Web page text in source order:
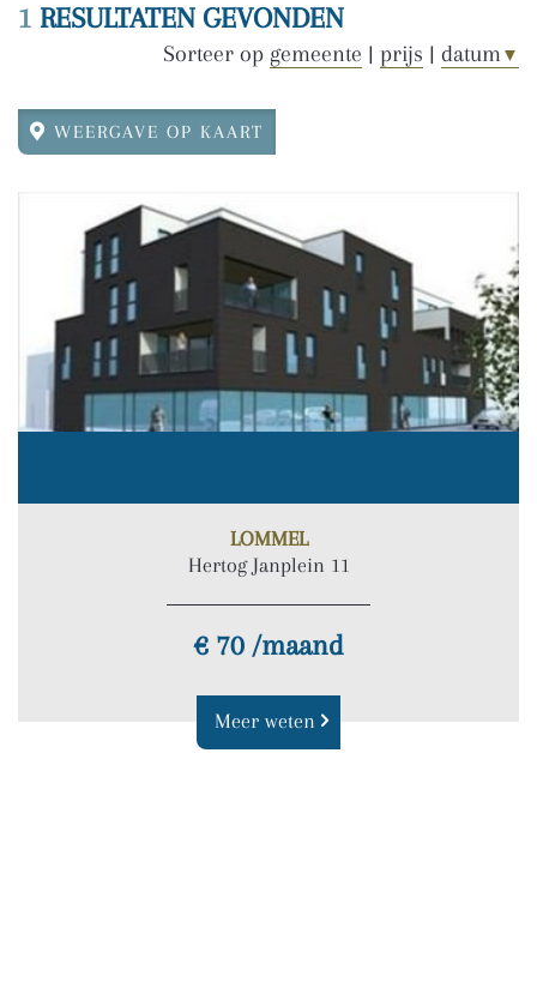
1 RESULTATEN GEVONDEN
Sorteer op gemeente | prijs | datum▼
WEERGAVE OP KAART
LOMMEL
Hertog Janplein 11
€ 70 /maand
Meer weten